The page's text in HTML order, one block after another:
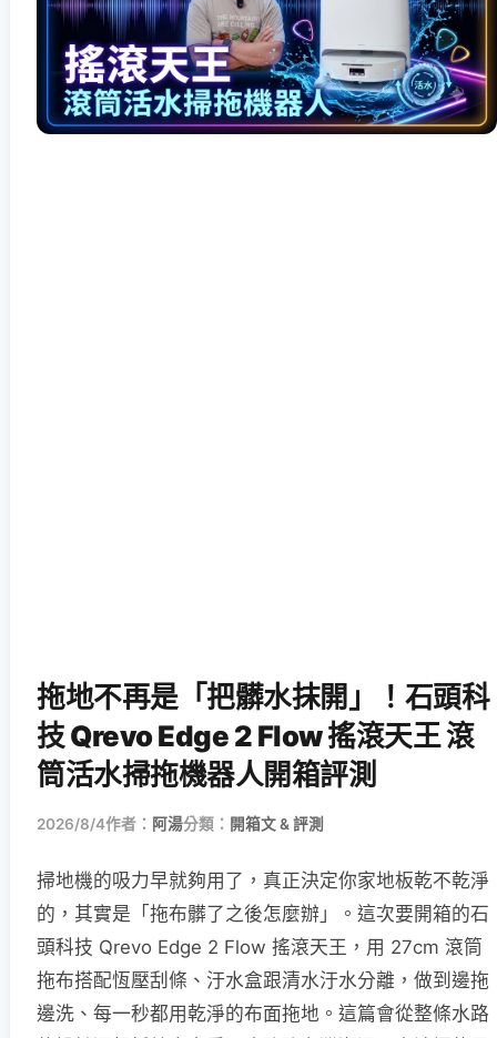
拖地不再是「把髒水抹開」！石頭科
技 Qrevo Edge 2 Flow 搖滾天王 滾
筒活水掃拖機器人開箱評測
2026/8/4作者： 阿湯分類： 開箱文 & 評測
掃地機的吸力早就夠用了，真正決定你家地板乾不乾淨
的，其實是「拖布髒了之後怎麼辦」。這次要開箱的石
頭科技 Qrevo Edge 2 Flow 搖滾天王，用 27cm 滾筒
拖布搭配恆壓刮條、汙水盒跟清水汙水分離，做到邊拖
邊洗、每一秒都用乾淨的布面拖地。這篇會從整條水路